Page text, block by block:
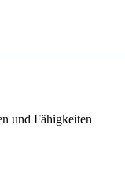
und Fähigkeiten